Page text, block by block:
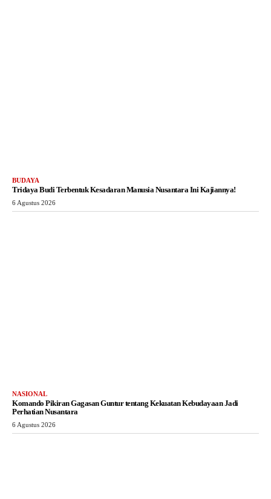
BUDAYA
Tridaya Budi Terbentuk Kesadaran Manusia Nusantara Ini Kajiannya!
6 Agustus 2026
NASIONAL
Komando Pikiran Gagasan Guntur tentang Kekuatan Kebudayaan Jadi
Perhatian Nusantara
6 Agustus 2026